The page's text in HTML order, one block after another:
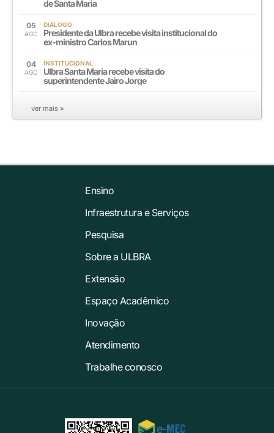
de Santa Maria
05
AGO
DIÁLOGO
Presidente da Ulbra recebe visita institucional do
ex-ministro Carlos Marun
04
AGO
INSTITUCIONAL
Ulbra Santa Maria recebe visita do
superintendente Jairo Jorge
ver mais »
Ensino
Infraestrutura e Serviços
Pesquisa
Sobre a ULBRA
Extensão
Espaço Acadêmico
Inovação
Atendimento
Trabalhe conosco